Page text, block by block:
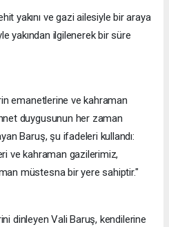
yakını ve gazi ailesiyle bir araya
yakından ilgilenerek bir süre
emanetlerine ve kahraman
duygusunun her zaman
Baruş, şu ifadeleri kullandı:
ve kahraman gazilerimiz,
müstesna bir yere sahiptir."
dinleyen Vali Baruş, kendilerine